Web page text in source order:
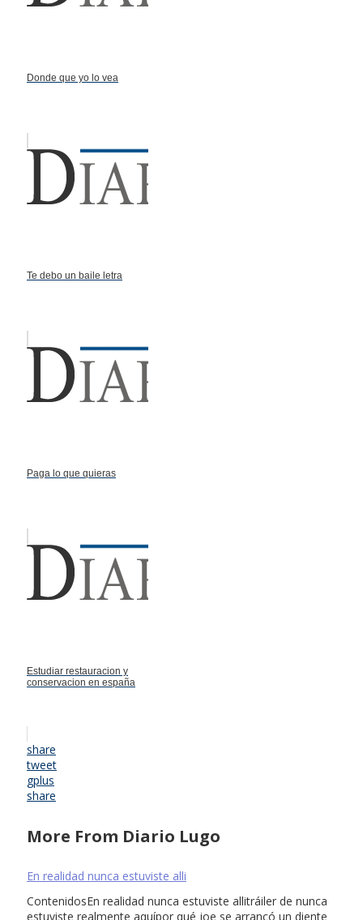
Donde que yo lo vea
Te debo un baile letra
Paga lo que quieras
Estudiar restauracion y
conservacion en españa
share
tweet
gplus
share
More From Diario Lugo
En realidad nunca estuviste alli
ContenidosEn realidad nunca estuviste allitráiler de nunca
estuviste realmente aquípor qué joe se arrancó un diente